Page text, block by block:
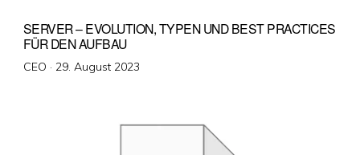
SERVER – EVOLUTION, TYPEN UND BEST PRACTICES
FÜR DEN AUFBAU
CEO · Veröffentlicht
29. August 2023